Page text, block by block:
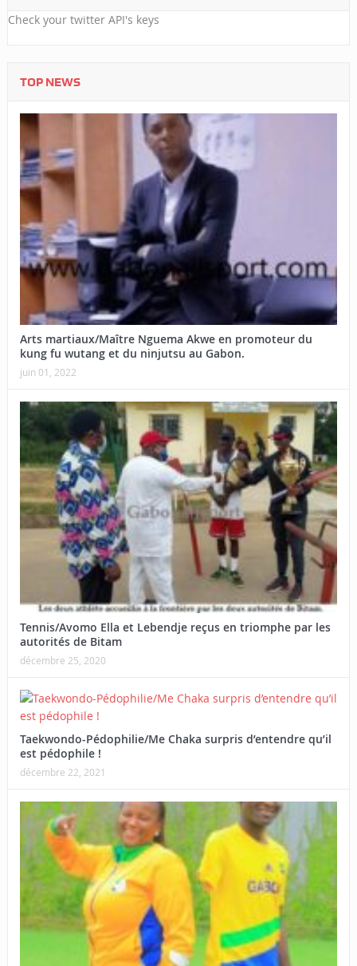
Check your twitter API's keys
TOP NEWS
Arts martiaux/Maître Nguema Akwe en promoteur du
kung fu wutang et du ninjutsu au Gabon.
juin 01, 2022
Tennis/Avomo Ella et Lebendje reçus en triomphe par les
autorités de Bitam
décembre 25, 2020
Taekwondo-Pédophilie/Me Chaka surpris d’entendre qu’il
est pédophile !
décembre 22, 2021